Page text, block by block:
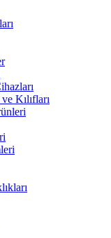
Kılıfları